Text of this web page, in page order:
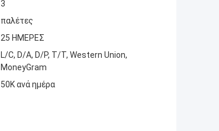
3
παλέτες
25 ΗΜΕΡΕΣ
L/C, D/A, D/P, T/T, Western Union,
MoneyGram
50K ανά ημέρα